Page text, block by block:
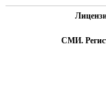
СМИ.